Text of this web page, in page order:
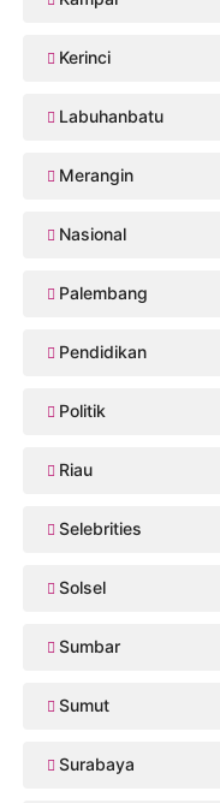
Kerinci
Labuhanbatu
Merangin
Nasional
Palembang
Pendidikan
Politik
Riau
Selebrities
Solsel
Sumbar
Sumut
Surabaya